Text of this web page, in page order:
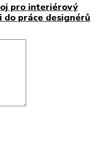
pro interiérový
do práce designérů